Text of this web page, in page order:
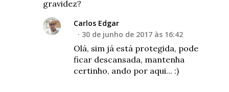
gravidez?
Carlos Edgar
30 de junho de 2017 às 16:42
Olá, sim já está protegida, pode
ficar descansada, mantenha
certinho, ando por aqui... :)